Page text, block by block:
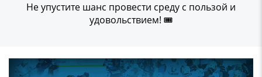
Не упустите шанс провести среду с пользой и
удовольствием! 🎟️